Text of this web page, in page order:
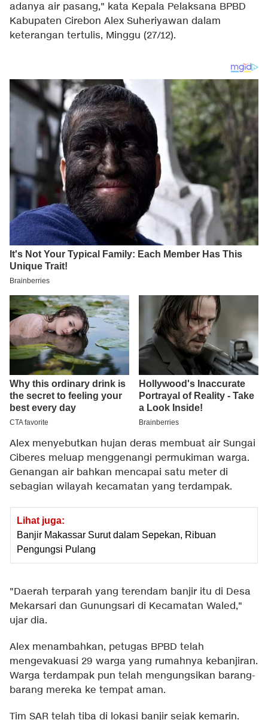
adanya air pasang," kata Kepala Pelaksana BPBD
Kabupaten Cirebon Alex Suheriyawan dalam
keterangan tertulis, Minggu (27/12).
Alex menyebutkan hujan deras membuat air Sungai
Ciberes meluap menggenangi permukiman warga.
Genangan air bahkan mencapai satu meter di
sebagian wilayah kecamatan yang terdampak.
Lihat juga:
Banjir Makassar Surut dalam Sepekan, Ribuan
Pengungsi Pulang
"Daerah terparah yang terendam banjir itu di Desa
Mekarsari dan Gunungsari di Kecamatan Waled,"
ujar dia.
Alex menambahkan, petugas BPBD telah
mengevakuasi 29 warga yang rumahnya kebanjiran.
Warga terdampak pun telah mengungsikan barang-
barang mereka ke tempat aman.
Tim SAR telah tiba di lokasi banjir sejak kemarin.